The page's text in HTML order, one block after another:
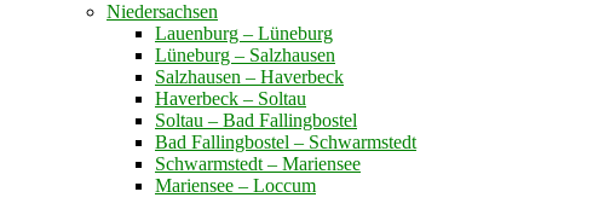
Niedersachsen
Lauenburg – Lüneburg
Lüneburg – Salzhausen
Salzhausen – Haverbeck
Haverbeck – Soltau
Soltau – Bad Fallingbostel
Bad Fallingbostel – Schwarmstedt
Schwarmstedt – Mariensee
Mariensee – Loccum